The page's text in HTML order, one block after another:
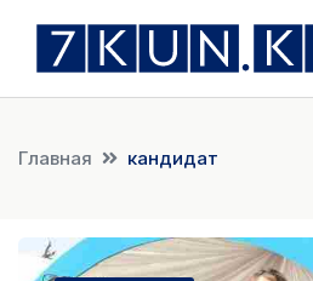
Главная кандидат